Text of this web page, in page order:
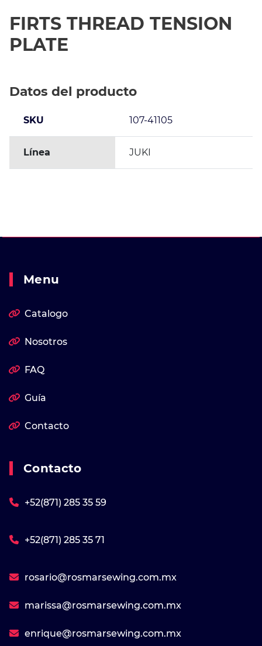
FIRTS THREAD TENSION
PLATE
Datos del producto
SKU 107-41105
Línea JUKI
Menu
Catalogo
Nosotros
FAQ
Guía
Contacto
Contacto
+52(871) 285 35 59
+52(871) 285 35 71
rosario@rosmarsewing.com.mx
marissa@rosmarsewing.com.mx
enrique@rosmarsewing.com.mx